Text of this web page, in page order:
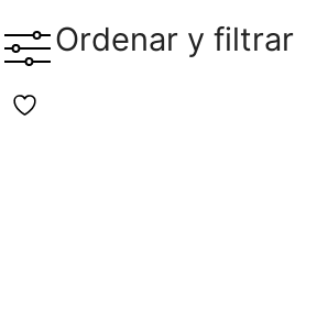
Ordenar y filtrar